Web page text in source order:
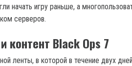
начать игру раньше, а
серверов.
контент Black Ops 7
ленты, в которой в течение двух дней